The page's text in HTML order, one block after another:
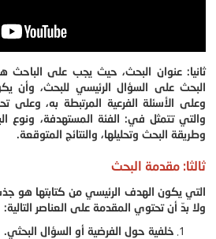
ثانيا: عنوان البحث، حيث يجب على الباحث
البحث على السؤال الرئيسي للبحث، وأن
وعلى الأسئلة الفرعية المرتبطة به، وعلى
والتي تتمثل في: الفئة المستهدفة، ونوع
وطريقة البحث وتحليلها، والنتائج المتوقعة.
ثالثا: مقدمة البحث
التي يكون الهدف الرئيسي من كتابتها هو
ولا بدّ أن تحتوي المقدمة على العناصر التالية:
خلفية حول الفرضية أو السؤال البحثي.